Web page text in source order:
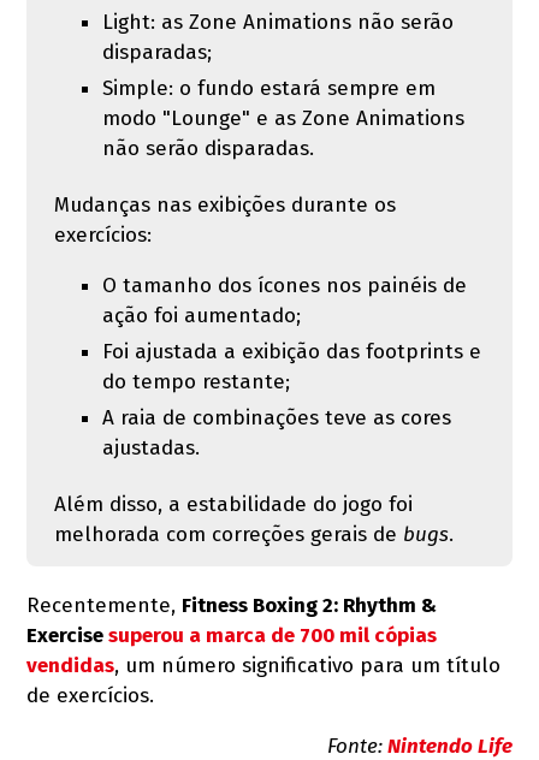
Light: as Zone Animations não serão
disparadas;
Simple: o fundo estará sempre em
modo "Lounge" e as Zone Animations
não serão disparadas.
Mudanças nas exibições durante os
exercícios:
O tamanho dos ícones nos painéis de
ação foi aumentado;
Foi ajustada a exibição das footprints e
do tempo restante;
A raia de combinações teve as cores
ajustadas.
Além disso, a estabilidade do jogo foi
melhorada com correções gerais de bugs.
Recentemente, Fitness Boxing 2: Rhythm &
Exercisesuperou a marca de 700 mil cópias
vendidas, um número significativo para um título
de exercícios.
Fonte:Nintendo Life